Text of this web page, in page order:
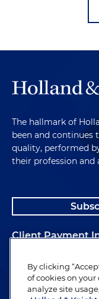
The hallmark of
been and continues
quality, performed
their profession and
Client Payment
Alumni
By clicking
of cookies on
analyze site